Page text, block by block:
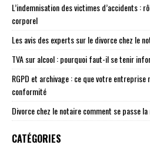
L’indemnisation des victimes d’accidents :
corporel
Les avis des experts sur le divorce chez le
TVA sur alcool : pourquoi faut-il se tenir
RGPD et archivage : ce que votre
conformité
Divorce chez le notaire comment se passe
CATÉGORIES